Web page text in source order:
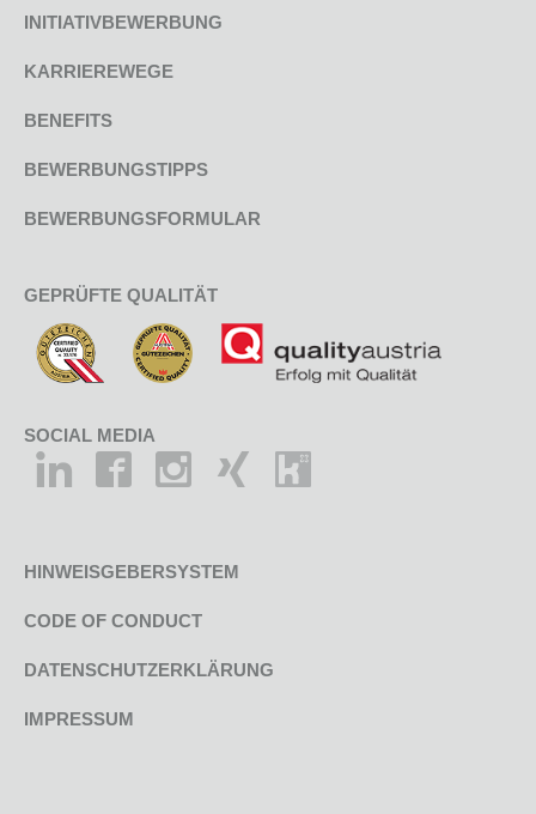
INITIATIVBEWERBUNG
KARRIEREWEGE
BENEFITS
BEWERBUNGSTIPPS
BEWERBUNGSFORMULAR
GEPRÜFTE QUALITÄT
SOCIAL MEDIA
HINWEISGEBERSYSTEM
CODE OF CONDUCT
DATENSCHUTZERKLÄRUNG
IMPRESSUM